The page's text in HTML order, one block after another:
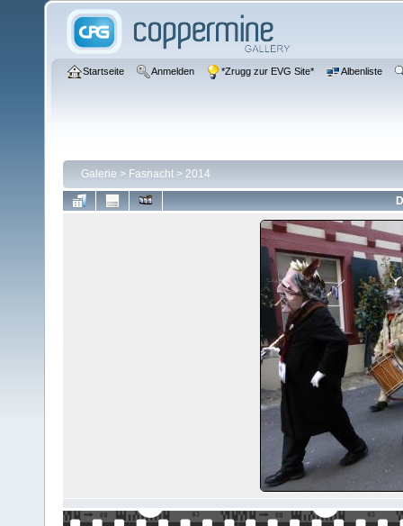
Startseite Anmelden *Zrugg zur EVG Site* Albenliste
Galerie > Fasnacht > 2014